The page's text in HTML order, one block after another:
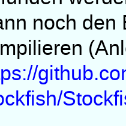
noch den